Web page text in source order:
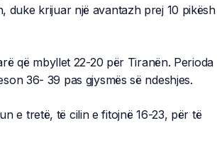
duke krijuar një avantazh prej 10 pikësh
që mbyllet 22-20 për Tiranën. Perioda
36- 39 pas gjysmës së ndeshjes.
e tretë, të cilin e fitojnë 16-23, për të